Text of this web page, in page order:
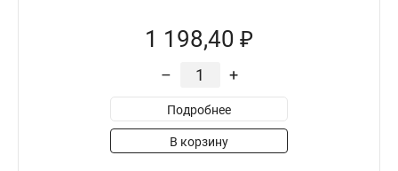
1 198,40 ₽
– +
Подробнее
В корзину